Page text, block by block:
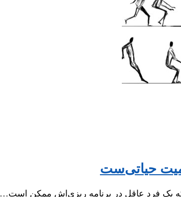
حیاتی‌ست
که یک فرد عاقل در برنامه‌ ریزی‌اش ممکن است…